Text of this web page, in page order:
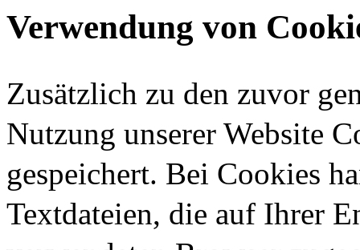
Verwendung von
Zusätzlich zu den zuvor
Nutzung unserer Website
gespeichert. Bei Cookies
Textdateien, die auf Ihrer